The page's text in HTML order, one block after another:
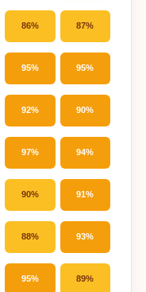
86% 87%
95% 95%
92% 90%
97% 94%
90% 91%
88% 93%
95% 89%